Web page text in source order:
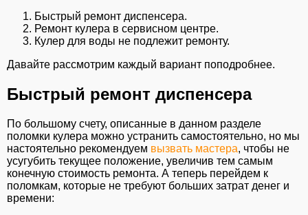
Быстрый ремонт диспенсера.
Ремонт кулера в сервисном центре.
Кулер для воды не подлежит ремонту.
Давайте рассмотрим каждый вариант поподробнее.
Быстрый ремонт диспенсера
По большому счету, описанные в данном разделе
поломки кулера можно устранить самостоятельно, но мы
настоятельно рекомендуем вызвать мастера, чтобы не
усугубить текущее положение, увеличив тем самым
конечную стоимость ремонта. А теперь перейдем к
поломкам, которые не требуют больших затрат денег и
времени: